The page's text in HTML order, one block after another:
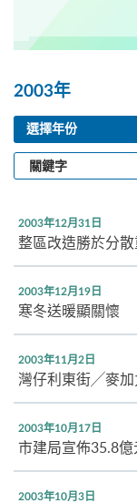
2003年
選擇年份
輸
入
鍵
字
2003年12月31日
整區改造勝於分
2003年12月19日
寒冬送暖顯關懷
2003年11月2日
灣仔利東街╱麥加
2003年10月17日
市建局宣佈35.8
2003年10月3日